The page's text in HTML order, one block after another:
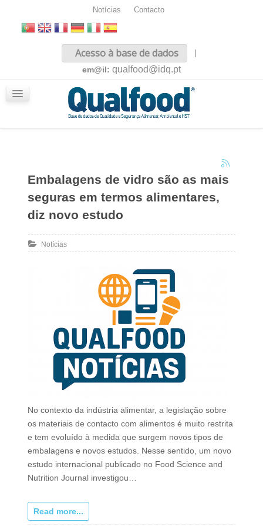
Notícias Contacto
Acesso à base de dados
|
em@il: qualfood@idq.pt
Embalagens de vidro são as mais
seguras em termos alimentares,
diz novo estudo
Notícias
No contexto da indústria alimentar, a legislação sobre
os materiais de contacto com alimentos é muito restrita
e tem evoluído à medida que surgem novos tipos de
embalagens e novos estudos. Nesse sentido, um novo
estudo internacional publicado no Food Science and
Nutrition Journal investigou…
Read more...